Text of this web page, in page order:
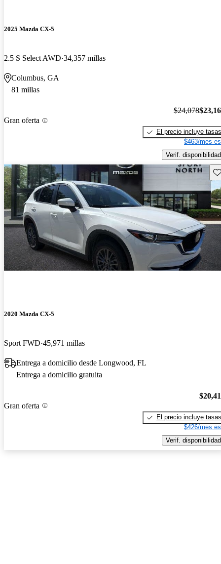
2025 Mazda CX-5
2.5 S Select AWD 34,357 millas
Columbus, GA
81 millas
Gran oferta
$24,078
El precio incluye tasas
$463/mes
Verif. disponibilidad
2020 Mazda CX-5
Sport FWD 45,971 millas
Entrega a domicilio desde Longwood, FL
Entrega a domicilio gratuita
Gran oferta
El precio incluye tasas
$426/mes
Verif. disponibilidad